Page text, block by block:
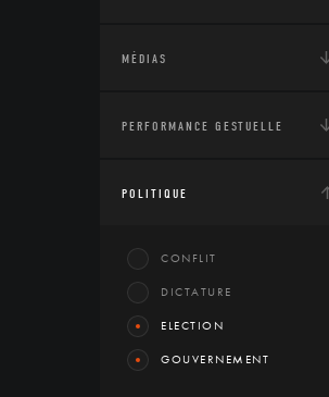
MÉDIAS
PERFORMANCE GESTUELLE
POLITIQUE
CONFLIT
DICTATURE
ELECTION
GOUVERNEMENT